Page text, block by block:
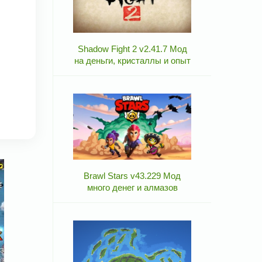
Shadow Fight 2 v2.41.7 Мод
на деньги, кристаллы и опыт
Brawl Stars v43.229 Мод
много денег и алмазов